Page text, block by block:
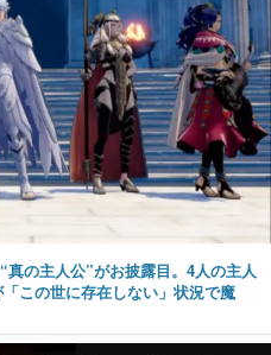
真の主人公”がお披露目。4人の主人
この世に存在しない」状況で魔